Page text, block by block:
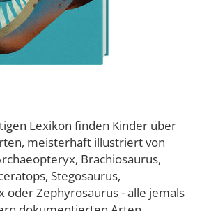
Lexikon finden Kinder über
meisterhaft illustriert von
Brachiosaurus,
Stegosaurus,
oder Zephyrosaurus - alle jemals